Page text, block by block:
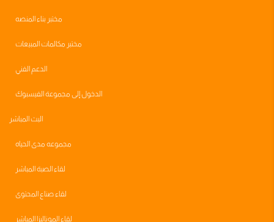
مختبر بناء المنصه
مختبر مكالمات المبيعات
الدعم الفني
الدخول إلى مجموعة الفيسبوك
البث المباشر
مجموعه مدى الحياه
لقاء الصبة المباشر
لقاء صناع المحتوى
لقاء الموناليزا المباشر